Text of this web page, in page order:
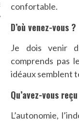
confortable.
D’où venez-vous ?
Je dois venir
comprends pas
idéaux semblent
Qu’avez-vous
L’autonomie,